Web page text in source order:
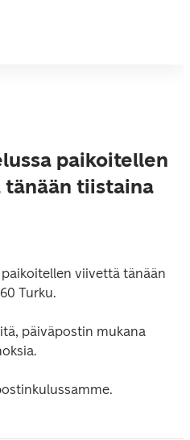
paikoitellen
tiistaina
viivettä tänään
Turku.
päiväpostin mukana